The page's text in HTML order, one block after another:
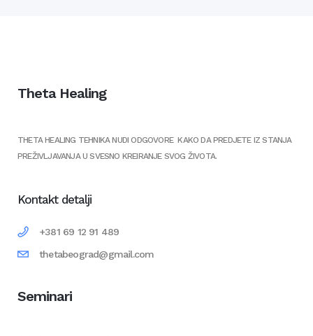
Theta Healing
THETA HEALING TEHNIKA NUDI ODGOVORE KAKO DA PREDJETE IZ STANJA
PREŽIVLJAVANJA U SVESNO KREIRANJE SVOG ŽIVOTA.
Kontakt detalji
+381 69 12 91 489
thetabeograd@gmail.com
Seminari